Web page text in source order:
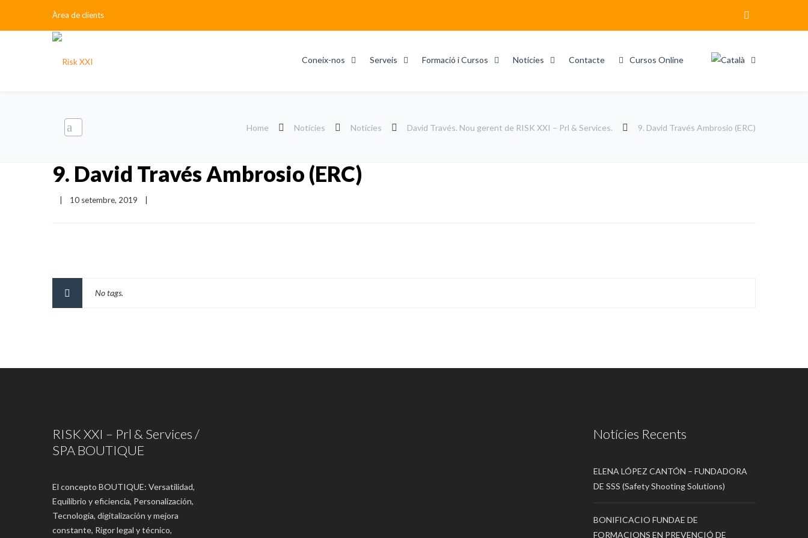
Àrea de clients
Coneix-nos Serveis Formació i Cursos Notícies Contacte Cursos Online
Home Notícies Notícies David Través. Nou gerent de RISK XXI – Prl & Services. 9. David Través Ambrosio (ERC)
9. David Través Ambrosio (ERC)
10 setembre, 2019
No tags.
RISK XXI – Prl & Services /
SPA BOUTIQUE
El concepto BOUTIQUE: Versatilidad,
Equilibrio y eficiencia, Personalización,
Tecnología, digitalización y mejora
constante, Rigor legal y técnico,
Notícies Recents
ELENA LÓPEZ CANTÓN – FUNDADORA
DE SSS (Safety Shooting Solutions)
BONIFICACIO FUNDAE DE
FORMACIONS EN PREVENCIÓ DE